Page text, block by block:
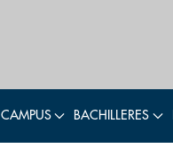
CAMPUS BACHILLERES